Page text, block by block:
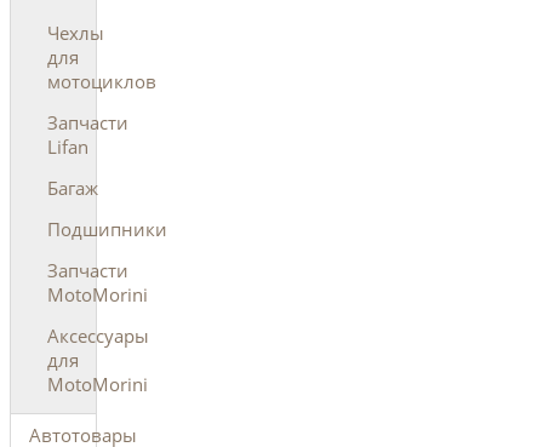
Чехлы
для
мотоциклов
Запчасти
Lifan
Багаж
Подшипники
Запчасти
MotoMorini
Аксессуары
для
MotoMorini
Автотовары